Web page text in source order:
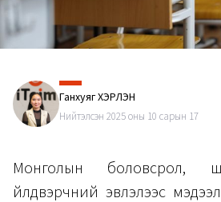
Ганхуяг ХЭРЛЭН
Нийтэлсэн 2025 оны 10 сарын 17
Монголын боловсрол,
үйлдвэрчний эвлэлээс